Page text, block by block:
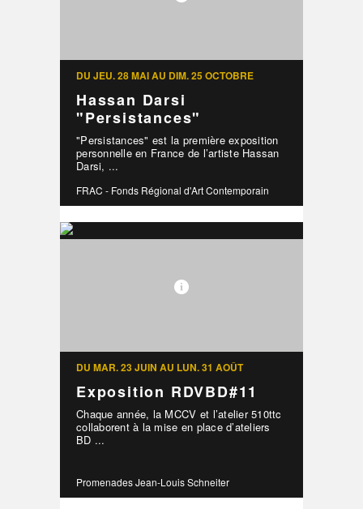
DU JEU. 28 MAI AU DIM. 25 OCTOBRE
Hassan Darsi
"Persistances"
"Persistances" est la première exposition
personnelle en France de l’artiste Hassan
Darsi, ...
FRAC - Fonds Régional d'Art Contemporain
DU MAR. 23 JUIN AU LUN. 31 AOÛT
Exposition RDVBD#11
Chaque année, la MCCV et l’atelier 510ttc
collaborent à la mise en place d’ateliers
BD ...
Promenades Jean-Louis Schneiter